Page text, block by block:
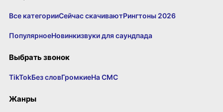
Все категорииСейчас скачиваютРингтоны 2026
ПопулярноеНовинкизвуки для саундпада
Выбрать звонок
TikTokБез словГромкиеНа СМС
Жанры